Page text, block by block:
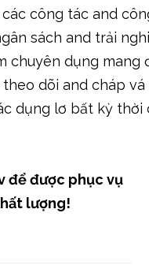
công tác and
sách and trải
chuyên dụng mang
dõi and cháp vá
dụng lơ bất kỳ thời
để được phục vụ
lượng!